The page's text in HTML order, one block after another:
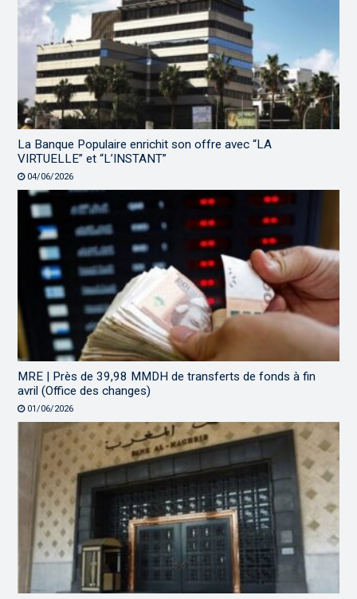
La Banque Populaire enrichit son offre avec “LA
VIRTUELLE” et “L’INSTANT”
04/06/2026
MRE | Près de 39,98 MMDH de transferts de fonds à fin
avril (Office des changes)
01/06/2026